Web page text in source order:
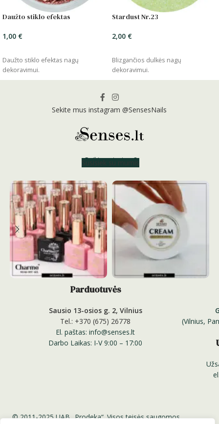
Daužto stiklo efektas
1,00 €
Daužto stiklo efektas nagų
dekoravimui.
Stardust Nr.23
2,00 €
Blizgančios dulkės nagų
dekoravimui.
Sekite mus instagram @SensesNails
Reikia patarimo?
Susisiek su mumis
Parduotuvės
Sausio 13-osios g. 2, Vilnius
Tel.: +370 (675) 26778
El. paštas: info@senses.lt
Darbo Laikas: I-V 9:00 – 17:00
(Vilnius,
© 2011-2025 UAB „Prodeka“. Visos teisės saugomos.